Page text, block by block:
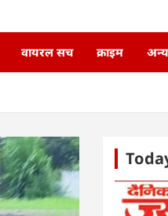
वायरल सच क्राइम अन्य